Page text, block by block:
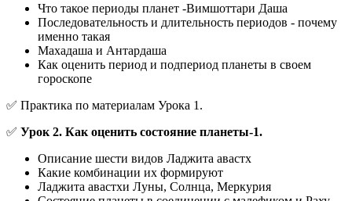
Что такое периоды планет -Вимшоттари Даша
Последовательность и длительность периодов - почему
именно такая
Махадаша и Антардаша
Как оценить период и подпериод планеты в своем
гороскопе
✅ Практика по материалам Урока 1.
✅ Урок 2. Как оценить состояние планеты-1.
Описание шести видов Ладжита авастх
Какие комбинации их формируют
Ладжита авастхи Луны, Солнца, Меркурия